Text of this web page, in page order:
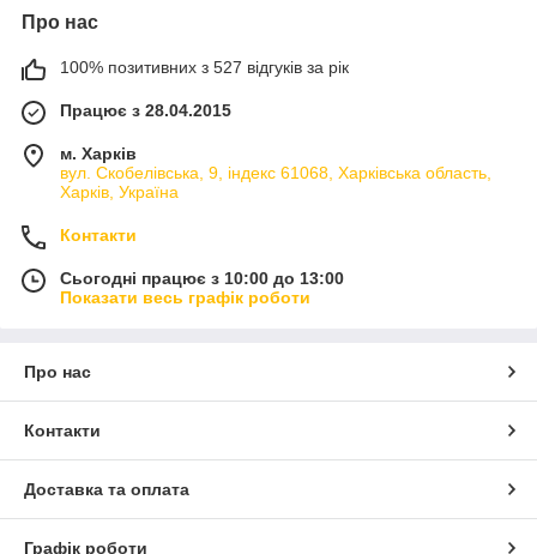
Про нас
100% позитивних з 527 відгуків за рік
Працює з 28.04.2015
м. Харків
вул. Скобелівська, 9, індекс 61068, Харківська область,
Харків, Україна
Контакти
Сьогодні працює з 10:00 до 13:00
Показати весь графік роботи
Про нас
Контакти
Доставка та оплата
Графік роботи